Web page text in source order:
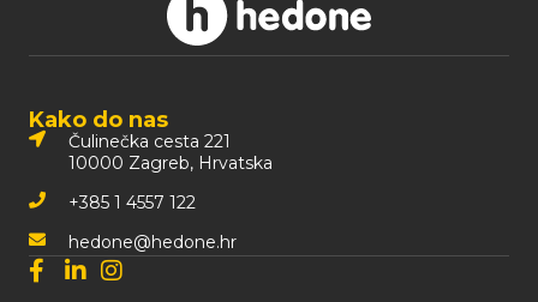
Kako do nas
Čulinečka cesta 221
10000 Zagreb, Hrvatska
+385 1 4557 122
hedone@hedone.hr